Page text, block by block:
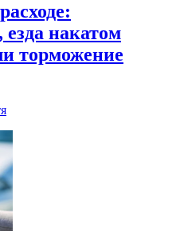
езда накатом
торможение